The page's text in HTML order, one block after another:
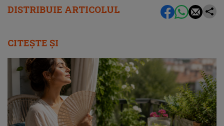
DISTRIBUIE ARTICOLUL
CITEȘTE ȘI